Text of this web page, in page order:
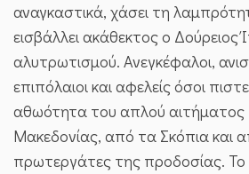
αναγκαστικά, χάσει τη
εισβάλλει ακάθεκτος ο Δούρειος
αλυτρωτισμού. Ανεγκέφαλοι,
επιπόλαιοι και αφελείς όσοι
αθωότητα του απλού
Μακεδονίας, από τα Σκόπια και
πρωτεργάτες της προδοσίας. Το